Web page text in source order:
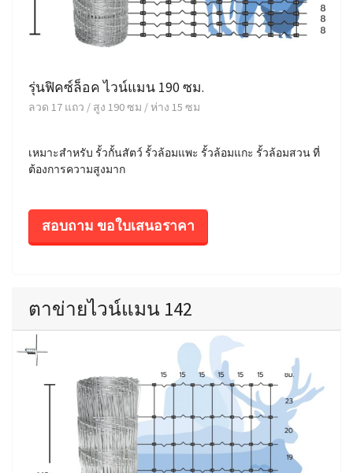
รุ่นฟิคซ์ล็อค ไวน์แมน 190 ซม.
ลวด 17 แถว / สูง 190 ซม / ห่าง 15 ซม
เหมาะสำหรับ รั้วกั้นสัตว์ รั้วล้อมแพะ รั้วล้อมแกะ รั้วล้อมสวน ที่
ต้องการความสูงมาก
สอบถาม ขอใบเสนอราคา
ตาข่ายไวน์แมน 142